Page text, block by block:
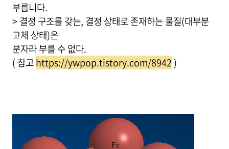
부릅니다.
> 결정 구조를 갖는, 결정 상태로 존재하는 물질(대부분
고체 상태)은
분자라 부를 수 없다.
( 참고https://ywpop.tistory.com/8942 )